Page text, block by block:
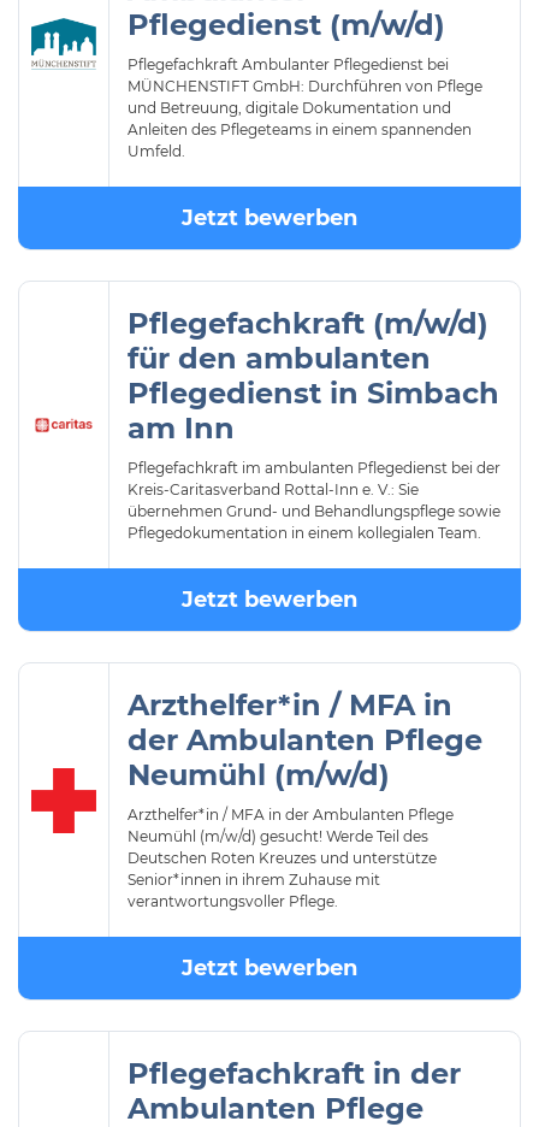
Pflegedienst (m/w/d)
Pflegefachkraft Ambulanter Pflegedienst bei
MÜNCHENSTIFT GmbH: Durchführen von Pflege
und Betreuung, digitale Dokumentation und
Anleiten des Pflegeteams in einem spannenden
Umfeld.
Jetzt bewerben
Pflegefachkraft (m/w/d)
für den ambulanten
Pflegedienst in Simbach
am Inn
Pflegefachkraft im ambulanten Pflegedienst bei der
Kreis-Caritasverband Rottal-Inn e. V.: Sie
übernehmen Grund- und Behandlungspflege sowie
Pflegedokumentation in einem kollegialen Team.
Jetzt bewerben
Arzthelfer*in / MFA in
der Ambulanten Pflege
Neumühl (m/w/d)
Arzthelfer*in / MFA in der Ambulanten Pflege
Neumühl (m/w/d) gesucht! Werde Teil des
Deutschen Roten Kreuzes und unterstütze
Senior*innen in ihrem Zuhause mit
verantwortungsvoller Pflege.
Jetzt bewerben
Pflegefachkraft in der
Ambulanten Pflege